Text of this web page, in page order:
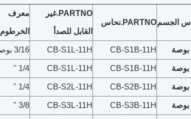
الجسمPARTNO.نحاس
PARTNO.غير
القابل للصدأ
معرف
الخرطوم
CB-S1B-11H
CB-S1L-11H 3/16 بوصة
CB-S1B-11H
CB-S1L-11H
1/4 "
CB-S2B-11H
CB-S2L-11H
1/4 "
CB-S3B-11H
CB-S3L-11H
3/8 "